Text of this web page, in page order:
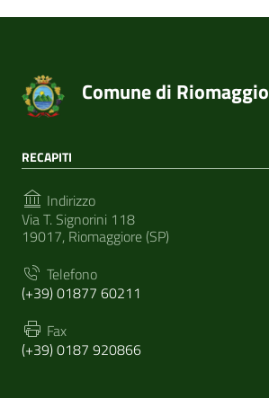
Comune di
RECAPITI
Indirizzo
Via T. Signorini 118
19017, Riomaggiore (SP)
Telefono
(+39) 01877 60211
Fax
(+39) 0187 920866